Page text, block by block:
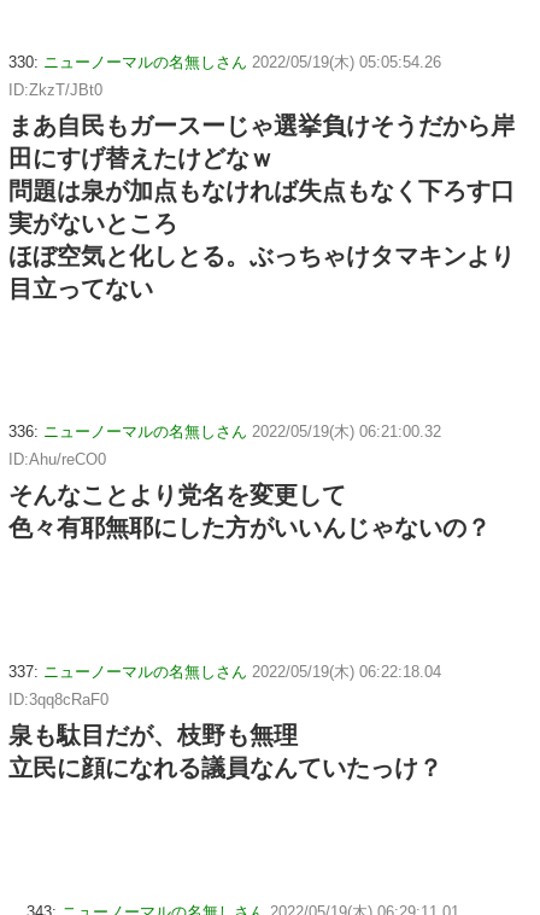
330: ニューノーマルの名無しさん 2022/05/19(木) 05:05:54.26
ID:ZkzT/JBt0
まあ自民もガースーじゃ選挙負けそうだから岸
田にすげ替えたけどなｗ
問題は泉が加点もなければ失点もなく下ろす口
実がないところ
ほぼ空気と化しとる。ぶっちゃけタマキンより
目立ってない
336: ニューノーマルの名無しさん 2022/05/19(木) 06:21:00.32
ID:Ahu/reCO0
そんなことより党名を変更して
色々有耶無耶にした方がいいんじゃないの？
337: ニューノーマルの名無しさん 2022/05/19(木) 06:22:18.04
ID:3qq8cRaF0
泉も駄目だが、枝野も無理
立民に顔になれる議員なんていたっけ？